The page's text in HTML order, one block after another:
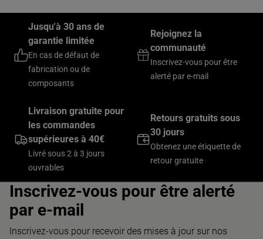
Jusqu'à 30 ans de
garantie limitée
En cas de défaut de
fabrication ou de
composants
Rejoignez la
communauté
Inscrivez-vous pour être
alerté par e-mail
Livraison gratuite pour
les commandes
supérieures à 40€
Livré sous 2 à 3 jours
ouvrables
Retours gratuits sous
30 jours
Obtenez une étiquette de
retour gratuite
Inscrivez-vous pour être alerté
par e-mail
Inscrivez-vous pour recevoir des mises à jour sur nos